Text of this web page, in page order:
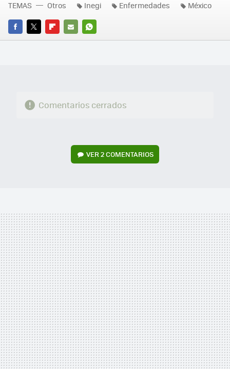
FACEBOOK
TWITTERFLIPBOARD
E-
WHATSAPP
TEMAS Otros Inegi Enfermedades México
Comentarios cerrados
VER2 COMENTARIOS